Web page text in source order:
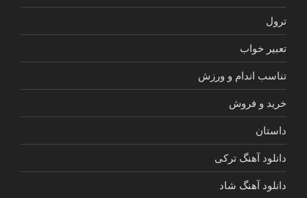
ترول
تعبیر خواب
تناسب اندام و ورزش
خرید و فروش
داستان
دانلود آهنگ ترکی
دانلود آهنگ شاد